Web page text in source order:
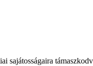
sajátosságaira